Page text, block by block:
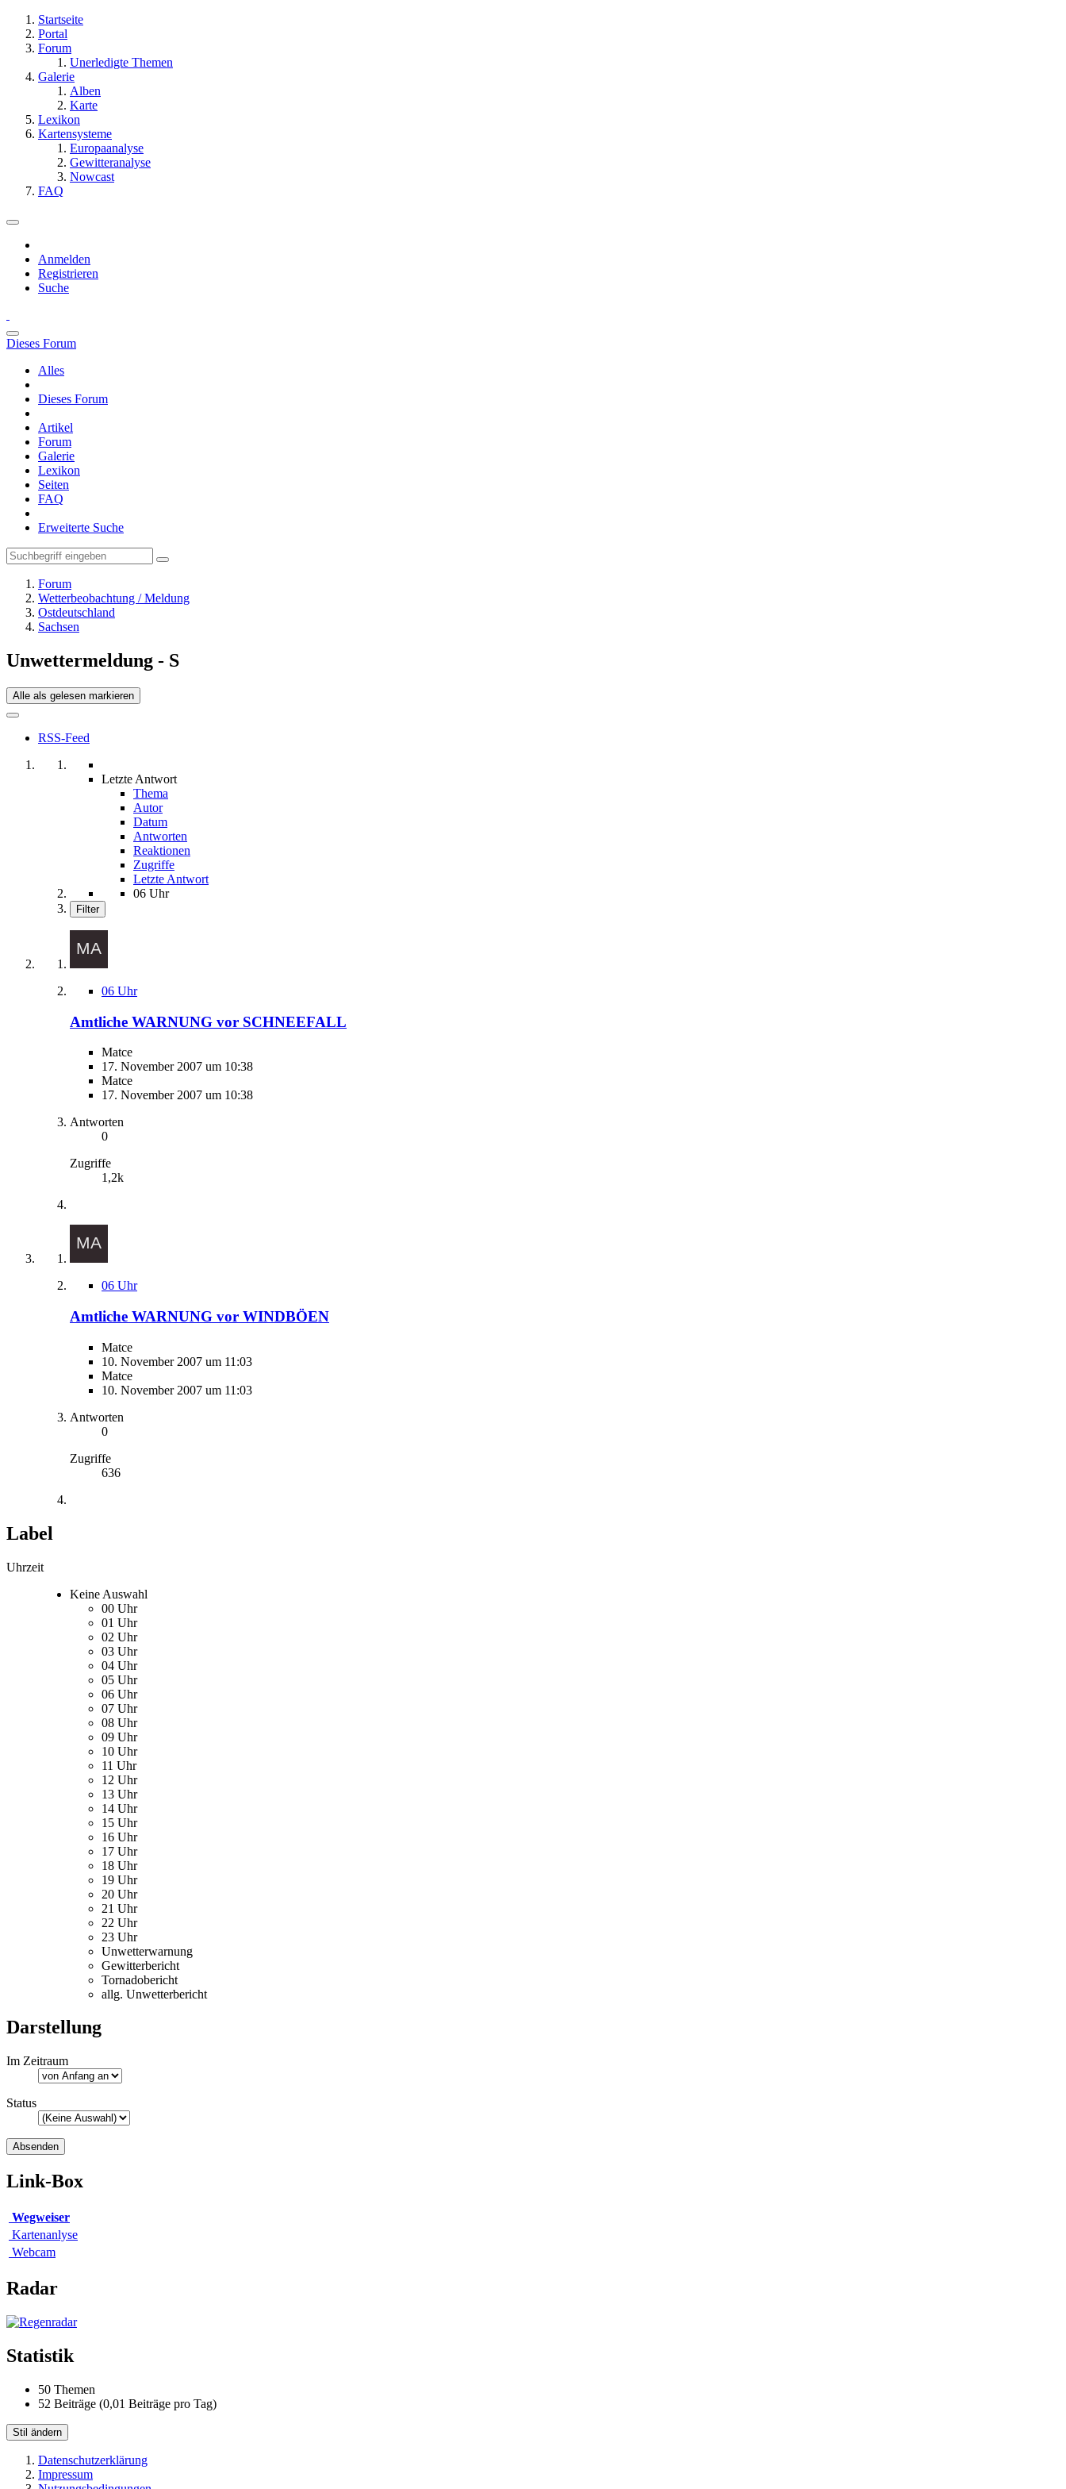
Startseite
Portal
Forum
Unerledigte Themen
Galerie
Alben
Karte
Lexikon
Kartensysteme
Europaanalyse
Gewitteranalyse
Nowcast
FAQ
Anmelden
Registrieren
Suche
Dieses Forum
Alles
Dieses Forum
Artikel
Forum
Galerie
Lexikon
Seiten
FAQ
Erweiterte Suche
Forum
Wetterbeobachtung / Meldung
Ostdeutschland
Sachsen
Unwettermeldung - S
Alle als gelesen markieren
RSS-Feed
Letzte Antwort
Thema
Autor
Datum
Antworten
Reaktionen
Zugriffe
Letzte Antwort
06 Uhr
Filter
06 Uhr
Amtliche WARNUNG vor SCHNEEFALL
Matce
17. November 2007 um 10:38
Matce
17. November 2007 um 10:38
Antworten
0
Zugriffe
1,2k
06 Uhr
Amtliche WARNUNG vor WINDBÖEN
Matce
10. November 2007 um 11:03
Matce
10. November 2007 um 11:03
Antworten
0
Zugriffe
636
Label
Uhrzeit
Keine Auswahl
00 Uhr
01 Uhr
02 Uhr
03 Uhr
04 Uhr
05 Uhr
06 Uhr
07 Uhr
08 Uhr
09 Uhr
10 Uhr
11 Uhr
12 Uhr
13 Uhr
14 Uhr
15 Uhr
16 Uhr
17 Uhr
18 Uhr
19 Uhr
20 Uhr
21 Uhr
22 Uhr
23 Uhr
Unwetterwarnung
Gewitterbericht
Tornadobericht
allg. Unwetterbericht
Darstellung
Im Zeitraum
Status
Link-Box
Wegweiser
Kartenanlyse
Webcam
Radar
Statistik
50 Themen
52 Beiträge (0,01 Beiträge pro Tag)
Stil ändern
Datenschutzerklärung
Impressum